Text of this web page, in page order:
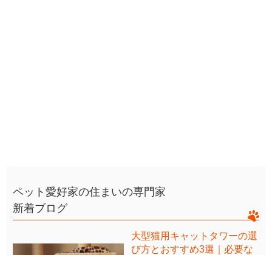
ペット愛好家の住まいの専門家
新着ブログ
大型猫用キャットタワーの選
び方とおすすめ3選｜必要な